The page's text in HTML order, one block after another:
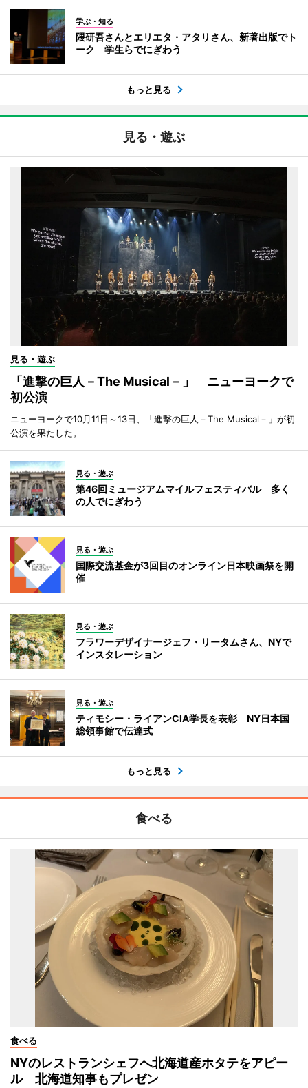
学ぶ・知る
隈研吾さんとエリエタ・アタリさん、新著出版でト
ーク 学生らでにぎわう
もっと見る
見る・遊ぶ
見る・遊ぶ
「進撃の巨人－The Musical－」 ニューヨークで
初公演
ニューヨークで10月11日～13日、「進撃の巨人－The Musical－」が初
公演を果たした。
見る・遊ぶ
第46回ミュージアムマイルフェスティバル 多く
の人でにぎわう
見る・遊ぶ
国際交流基金が3回目のオンライン日本映画祭を開
催
見る・遊ぶ
フラワーデザイナージェフ・リータムさん、NYで
インスタレーション
見る・遊ぶ
ティモシー・ライアンCIA学長を表彰 NY日本国
総領事館で伝達式
もっと見る
食べる
食べる
NYのレストランシェフへ北海道産ホタテをアピー
ル 北海道知事もプレゼン